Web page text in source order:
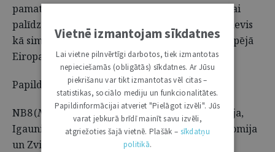
pamats koordinētai, sistemātiskai un ilgtspējīgai
palīdzībai Ukrainas tiesiskuma stiprināšanā – nevis
kā simbolisks žests, bet kā reāls ieguldījums kopējā
Eiropas drošībā un taisnīgumā.
Papildu informācija:
NB8 (Nordic – Baltic Eight) formātā ietilpst Dānija,
Igaunija, Islande, Latvija, Lietuva, Norvēģija, Somija
un Zviedrija.
Vietnē izmantojam sīkdatnes
Lai vietne pilnvērtīgi darbotos, tiek izmantotas
nepieciešamās (obligātās) sīkdatnes. Ar Jūsu
piekrišanu var tikt izmantotas vēl citas –
statistikas, sociālo mediju un funkcionalitātes.
Papildinformācijai atveriet "Pielāgot izvēli". Jūs
varat jebkurā brīdī mainīt savu izvēli,
atgriežoties šajā vietnē. Plašāk – sīkdatņu
politikā.